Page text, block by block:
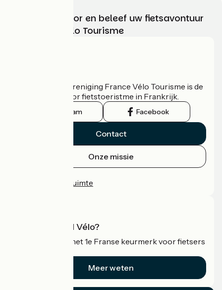
Kies, bereid voor en beleef uw fietsavontuur
met France Vélo Tourisme
De nationale vereniging France Vélo Tourisme is de
officiële gids voor fietstoeristme in Frankrijk.
Instagram Facebook
Contact
Onze missie
Professionele ruimte
Wat is Accueil Vélo?
Accueil Vélo is het 1e Franse keurmerk voor fietsers
Meer weten